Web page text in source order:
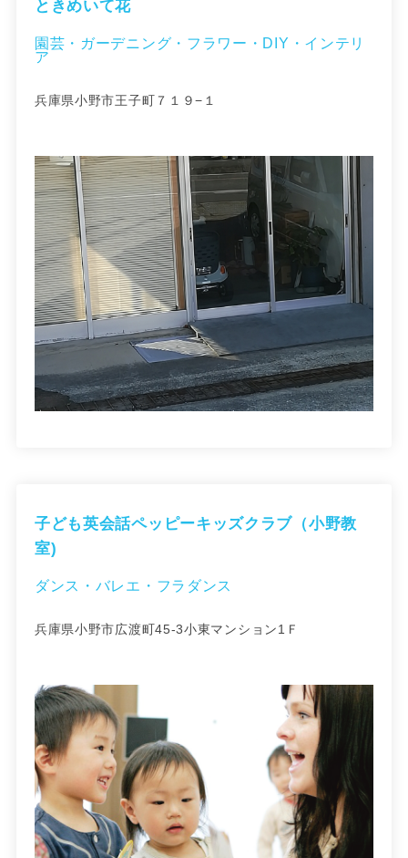
ときめいて花
園芸・ガーデニング・フラワー・DIY・インテリ
ア
兵庫県小野市王子町７１９−１
子ども英会話ペッピーキッズクラブ（小野教
室)
ダンス・バレエ・フラダンス
兵庫県小野市広渡町45-3小東マンション1Ｆ